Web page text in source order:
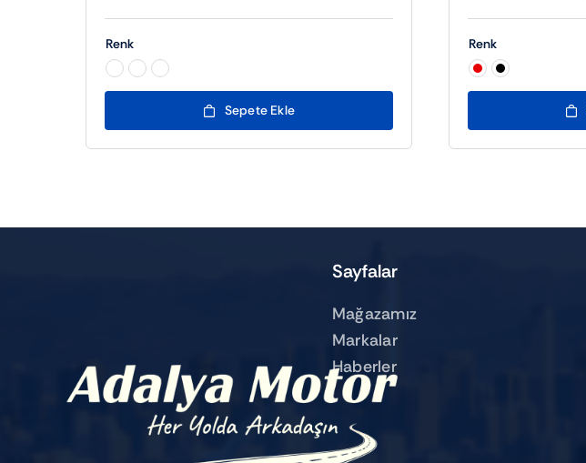
Renk
Sepete Ekle
Renk
Sayfalar
Mağazamız
Markalar
Haberler